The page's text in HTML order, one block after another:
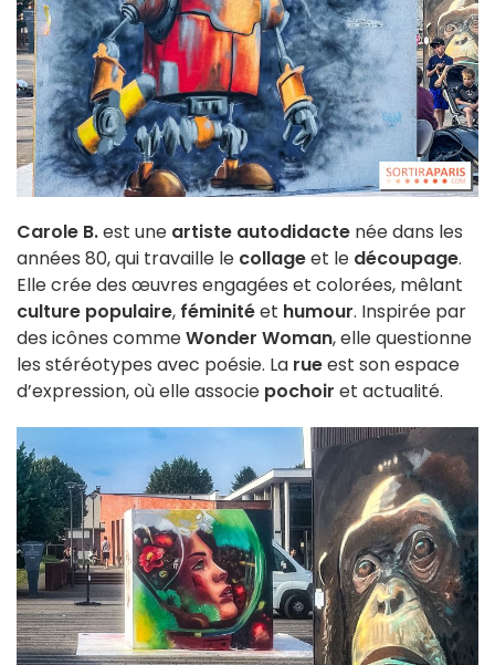
Carole B.est une artiste autodidacte née dans les
années 80, qui travaille le collageet le découpage.
Elle crée des œuvres engagées et colorées, mêlant
culture populaire, féminitéet humour. Inspirée par
des icônes commeWonder Woman, elle questionne
les stéréotypes avec poésie. La rueest son espace
d’expression, où elle associe pochoir et actualité.